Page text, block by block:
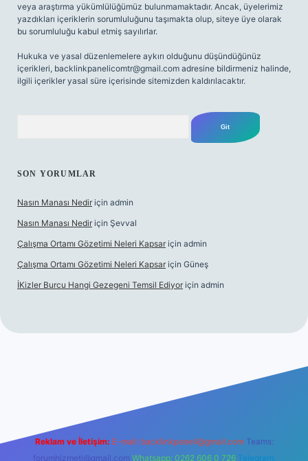
veya araştırma yükümlülüğümüz bulunmamaktadır. Ancak, üyelerimiz
yazdıkları içeriklerin sorumluluğunu taşımakta olup, siteye üye olarak
bu sorumluluğu kabul etmiş sayılırlar.
Hukuka ve yasal düzenlemelere aykırı olduğunu düşündüğünüz
içerikleri, backlinkpanelicomtr@gmail.com adresine bildirmeniz halinde,
ilgili içerikler yasal süre içerisinde sitemizden kaldırılacaktır.
SON YORUMLAR
Nasın Manası Nedir için admin
Nasın Manası Nedir için Şevval
Çalışma Ortamı Gözetimi Neleri Kapsar için admin
Çalışma Ortamı Gözetimi Neleri Kapsar için Güneş
İKizler Burcu Hangi Gezegeni Temsil Ediyor için admin
Reklam ve İletişim: E-mail: backlinkpaneli@gmail.com Teams:
forumhizmeti@gmail.com Whatsapp: 0262 606 0 726 Telegram: